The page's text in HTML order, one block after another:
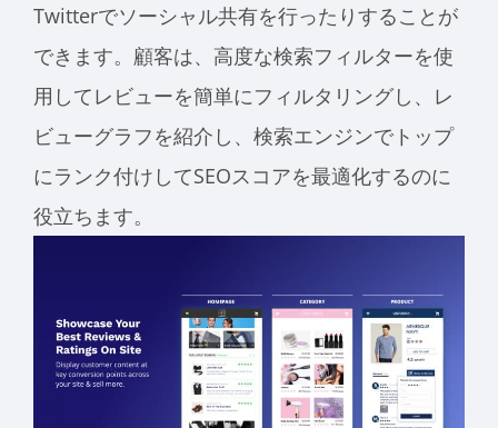
Twitterでソーシャル共有を行ったりすることが
できます。顧客は、高度な検索フィルターを使
用してレビューを簡単にフィルタリングし、レ
ビューグラフを紹介し、検索エンジンでトップ
にランク付けしてSEOスコアを最適化するのに
役立ちます。